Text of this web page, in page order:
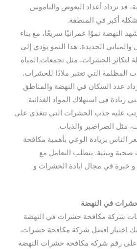
قد تزداد أعداد البعوض والناموس
أكبر في المنطقة.
النهضة نموًا عمرانيًا سريعًا، مع بناء
والمباني الجديدة. هذا النمو يؤدي إلى
لتكاثر الحشرات، مثل تجمعات المياه
المظلمة التي تعتبر ملاذًا للحشرات.
عدد السكان في النهضة والمناطق
زيادة في استهلاك المواد الغذائية
عليه جذب الحشرات التي تتغذى على
مثل الصراصير والذباب.
الناس بزيادة الوعي بأهمية مكافحة
وبيئية. يتطلب التعامل مع
و خبرة في مجال ابادة الحشرات و
في النهضة
شركة مكافحة حشرات في النهضة
اختيار افضل شركة مكافحة حشرات.
على رقم شركة مكافحة حشرات النهضة